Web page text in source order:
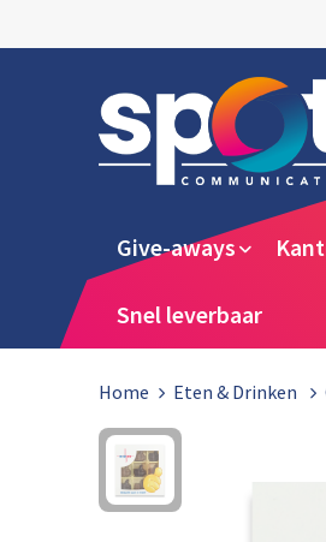
Give-aways
Snel leverbaar
Home Eten & Drinken